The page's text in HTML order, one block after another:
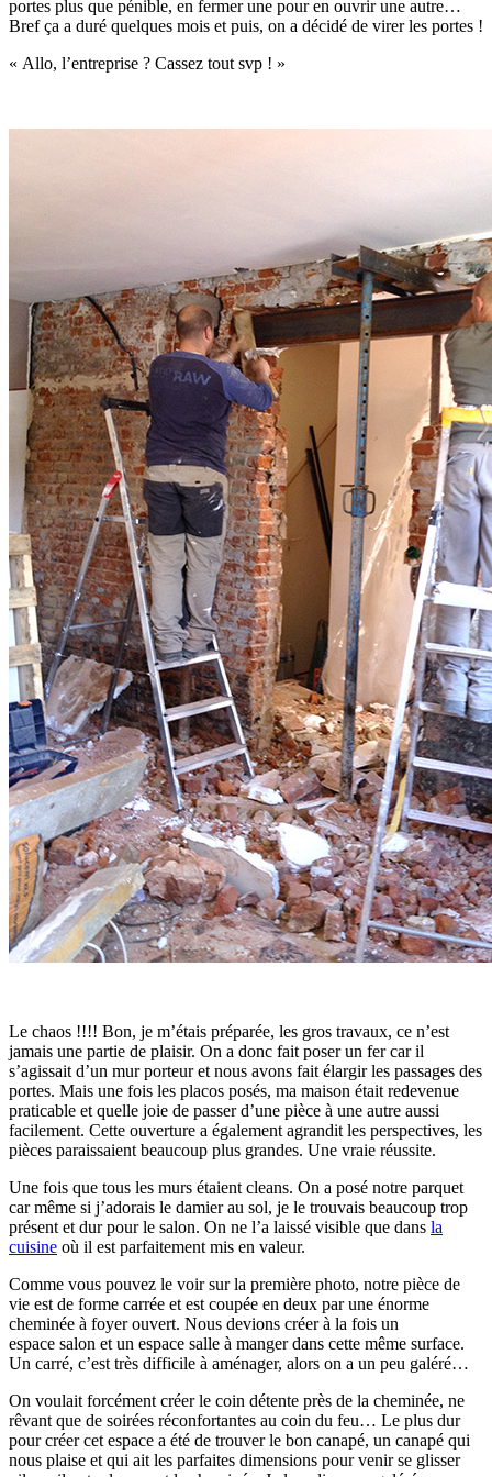
portes plus que pénible, en fermer une pour en ouvrir une autre…
Bref ça a duré quelques mois et puis, on a décidé de virer les portes !
« Allo, l’entreprise ? Cassez tout svp ! »
Le chaos !!!! Bon, je m’étais préparée, les gros travaux, ce n’est
jamais une partie de plaisir. On a donc fait poser un fer car il
s’agissait d’un mur porteur et nous avons fait élargir les passages des
portes. Mais une fois les placos posés, ma maison était redevenue
praticable et quelle joie de passer d’une pièce à une autre aussi
facilement. Cette ouverture a également agrandit les perspectives, les
pièces paraissaient beaucoup plus grandes. Une vraie réussite.
Une fois que tous les murs étaient cleans. On a posé notre parquet
car même si j’adorais le damier au sol, je le trouvais beaucoup trop
présent et dur pour le salon. On ne l’a laissé visible que dans la
cuisine où il est parfaitement mis en valeur.
Comme vous pouvez le voir sur la première photo, notre pièce de
vie est de forme carrée et est coupée en deux par une énorme
cheminée à foyer ouvert. Nous devions créer à la fois un
espace salon et un espace salle à manger dans cette même surface.
Un carré, c’est très difficile à aménager, alors on a un peu galéré…
On voulait forcément créer le coin détente près de la cheminée, ne
rêvant que de soirées réconfortantes au coin du feu… Le plus dur
pour créer cet espace a été de trouver le bon canapé, un canapé qui
nous plaise et qui ait les parfaites dimensions pour venir se glisser